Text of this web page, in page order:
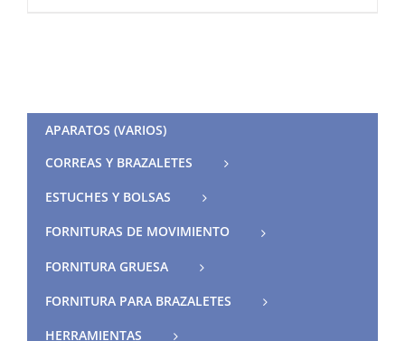
APARATOS (VARIOS)
CORREAS Y BRAZALETES
ESTUCHES Y BOLSAS
FORNITURAS DE MOVIMIENTO
FORNITURA GRUESA
FORNITURA PARA BRAZALETES
HERRAMIENTAS